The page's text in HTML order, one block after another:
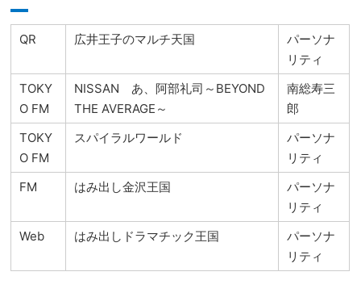
QR 広井王子のマルチ天国
パーソナ
リティ
TOKY
O FM
NISSAN あ、阿部礼司～BEYOND
THE AVERAGE～
南総寿三
郎
TOKY
O FM
スパイラルワールド
パーソナ
リティ
FM
はみ出し金沢王国
パーソナ
リティ
Web
はみ出しドラマチック王国
パーソナ
リティ